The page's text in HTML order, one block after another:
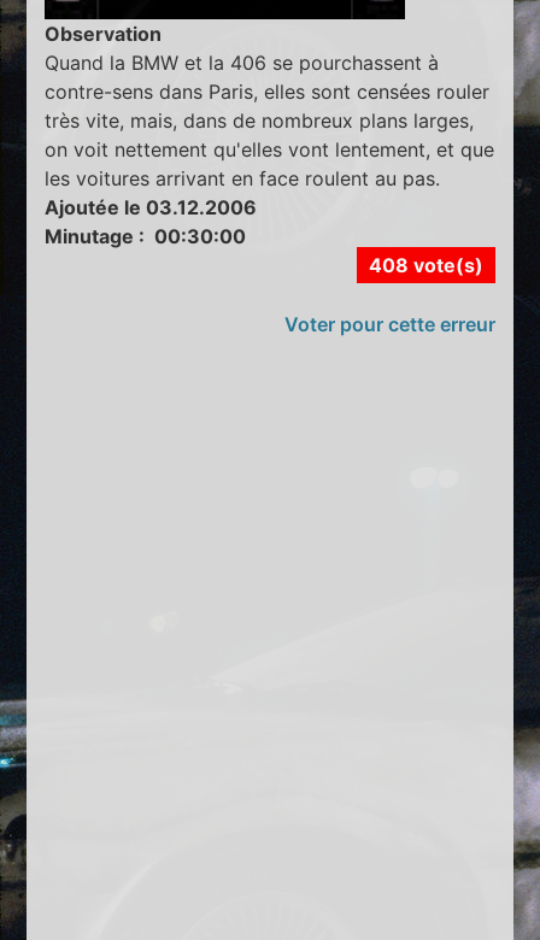
Observation
Quand la BMW et la 406 se pourchassent à
contre-sens dans Paris, elles sont censées rouler
très vite, mais, dans de nombreux plans larges,
on voit nettement qu'elles vont lentement, et que
les voitures arrivant en face roulent au pas.
Ajoutée le 03.12.2006
Minutage : 00:30:00
408 vote(s)
Voter pour cette erreur